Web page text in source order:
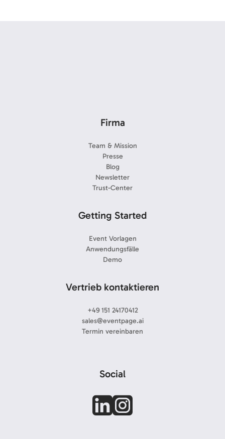
Firma
Team & Mission
Presse
Blog
Newsletter
Trust-Center
Getting Started
Event Vorlagen
Anwendungsfälle
Demo
Vertrieb kontaktieren
+49 151 24170412
sales@eventpage.ai
Termin vereinbaren
Social